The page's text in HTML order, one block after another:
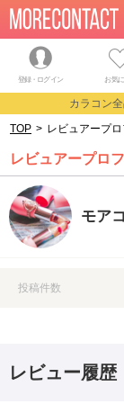
登録・ログイン お気
カラコン
TOP > レビュアープ
レビュアープロ
モア
投稿件数
レビュー履歴